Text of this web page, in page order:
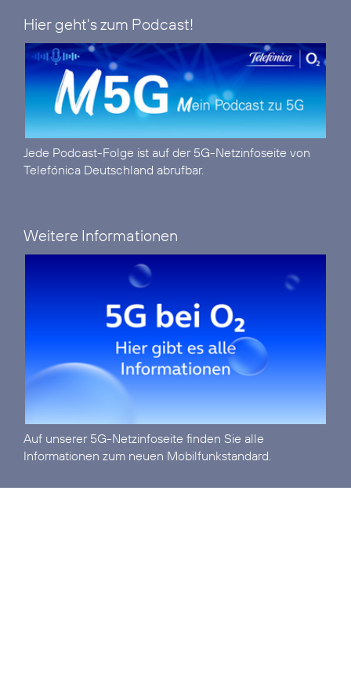
Hier geht's zum Podcast!
Jede Podcast-Folge ist auf der 5G-Netzinfoseite von
Telefónica Deutschland abrufbar.
Weitere Informationen
Auf unserer 5G-Netzinfoseite finden Sie alle
Informationen zum neuen Mobilfunkstandard.